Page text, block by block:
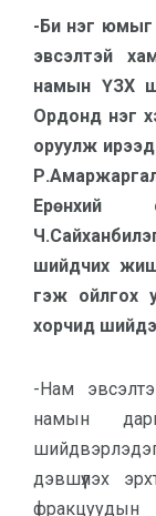
-Би нэг юмыг
эвсэлтэй
намын ҮЗХ
Ордонд нэг
оруулж
Ерөнхий
шийдчих
гэж ойлгох
хорчид
-Нам
намын
дэвшүүлэх